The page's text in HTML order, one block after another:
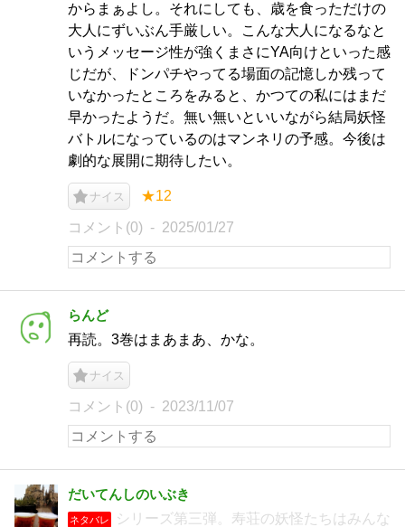
からまぁよし。それにしても、歳を食っただけの
大人にずいぶん手厳しい。こんな大人になるなと
いうメッセージ性が強くまさにYA向けといった感
じだが、ドンパチやってる場面の記憶しか残って
いなかったところをみると、かつての私にはまだ
早かったようだ。無い無いといいながら結局妖怪
バトルになっているのはマンネリの予感。今後は
劇的な展開に期待したい。
ナイス ★12
コメント(0) 2025/01/27
らんど
再読。3巻はまあまあ、かな。
ナイス
コメント(0) 2023/11/07
だいてんしのいぶき
ネタバレ
シリーズ第三弾。寿荘の妖怪たちはみんな